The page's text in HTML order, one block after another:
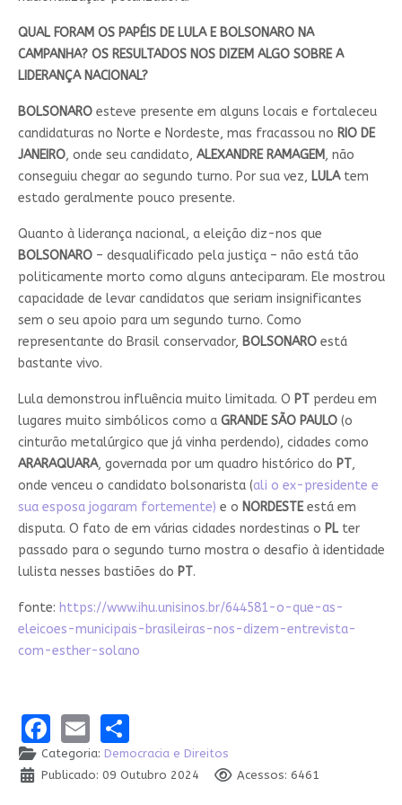
QUAL FORAM OS PAPÉIS DE LULA E BOLSONARO NA
CAMPANHA? OS RESULTADOS NOS DIZEM ALGO SOBRE A
LIDERANÇA NACIONAL?
BOLSONAROesteve presente em alguns locais e fortaleceu
candidaturas no Norte e Nordeste, mas fracassou no RIO DE
JANEIRO, onde seu candidato, ALEXANDRE RAMAGEM, não
conseguiu chegar ao segundo turno. Por sua vez, LULAtem
estado geralmente pouco presente.
Quanto à liderança nacional, a eleição diz-nos que
BOLSONARO– desqualificado pela justiça – não está tão
politicamente morto como alguns anteciparam. Ele mostrou
capacidade de levar candidatos que seriam insignificantes
sem o seu apoio para um segundo turno. Como
representante do Brasil conservador, BOLSONAROestá
bastante vivo.
Lula demonstrou influência muito limitada. O PTperdeu em
lugares muito simbólicos como aGRANDE SÃO PAULO(o
cinturão metalúrgico que já vinha perdendo), cidades como
ARARAQUARA, governada por um quadro histórico do PT,
onde venceu o candidato bolsonarista (ali o ex-presidente e
sua esposa jogaram fortemente) e o NORDESTEestá em
disputa. O fato de em várias cidades nordestinas o PLter
passado para o segundo turno mostra o desafio à identidade
lulista nesses bastiões do PT.
fonte: https://www.ihu.unisinos.br/644581-o-que-as-
eleicoes-municipais-brasileiras-nos-dizem-entrevista-
com-esther-solano
Facebook
EmailShare
Categoria: Democracia e Direitos
Publicado: 09 Outubro 2024
Acessos: 6461